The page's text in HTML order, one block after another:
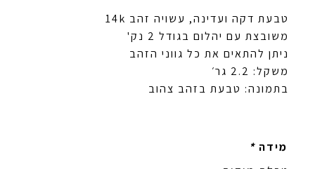
טבעת דקה ועדינה, עשויה זהב 14k
משובצת עם יהלום בגודל 2 נק'
ניתן להתאים את כל גווני הזהב
משקל: 2.2 גר׳
בתמונה: טבעת בזהב צהוב
מידה*